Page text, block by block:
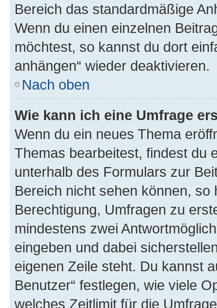
Bereich das standardmäßige
Wenn du einen einzelnen
möchtest, so kannst du dort
anhängen“ wieder deaktivieren.
Nach oben
Wie kann ich eine Umfrage
Wenn du ein neues Thema
Themas bearbeitest, findest du
unterhalb des Formulars zur
Bereich nicht sehen können,
Berechtigung, Umfragen zu
mindestens zwei
eingeben und dabei
eigenen Zeile steht. Du kannst
Benutzer“ festlegen, wie viele
welches Zeitlimit für die